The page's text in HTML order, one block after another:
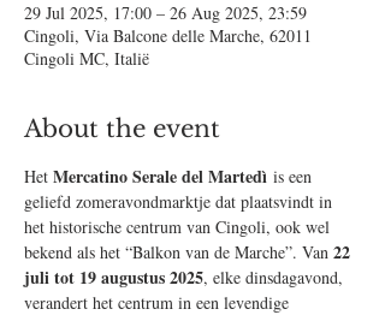
29 Jul 2025, 17:00 – 26 Aug 2025, 23:59
Cingoli, Via Balcone delle Marche, 62011
Cingoli MC, Italië
About the event
Het Mercatino Serale del Martedì is een
geliefd zomeravondmarktje dat plaatsvindt in
het historische centrum van Cingoli, ook wel
bekend als het “Balkon van de Marche”. Van 22
juli tot 19 augustus 2025, elke dinsdagavond,
verandert het centrum in een levendige